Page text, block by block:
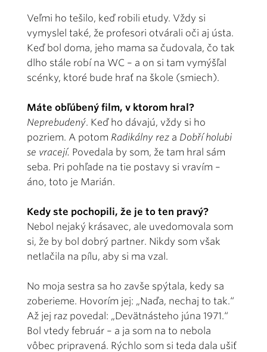
Veľmi ho tešilo, keď robili etudy. Vždy si
vymyslel také, že profesori otvárali oči aj ústa.
Keď bol doma, jeho mama sa čudovala, čo tak
dlho stále robí na WC – a on si tam vymýšľal
scénky, ktoré bude hrať na škole (smiech).
Máte obľúbený film, v ktorom hral?
Neprebudený. Keď ho dávajú, vždy si ho
pozriem. A potom Radikálny rez a Dobří holubi
se vracejí. Povedala by som, že tam hral sám
seba. Pri pohľade na tie postavy si vravím –
áno, toto je Marián.
Kedy ste pochopili, že je to ten pravý?
Nebol nejaký krásavec, ale uvedomovala som
si, že by bol dobrý partner. Nikdy som však
netlačila na pílu, aby si ma vzal.
No moja sestra sa ho zavše spýtala, kedy sa
zoberieme. Hovorím jej: „Naďa, nechaj to tak.“
Až jej raz povedal: „Devätnásteho júna 1971.“
Bol vtedy február – a ja som na to nebola
vôbec pripravená. Rýchlo som si teda dala ušiť